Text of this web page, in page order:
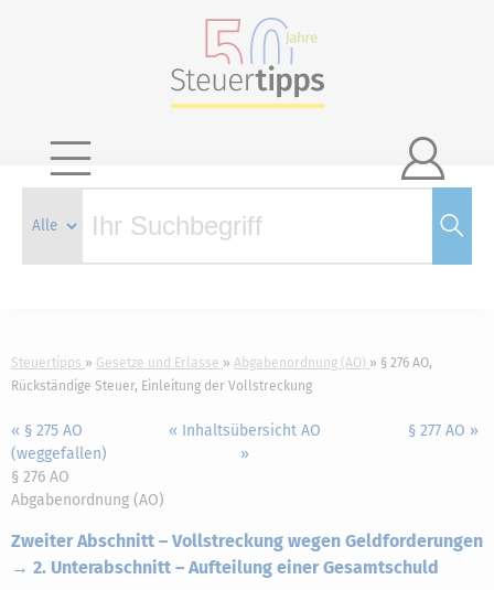

Steuertipps Gesetze und Erlasse Abgabenordnung (AO)
§ 276 AO,
Rückständige Steuer, Einleitung der Vollstreckung
« § 275 AO
(weggefallen)
« Inhaltsübersicht AO
»
§ 277 AO »
§ 276 AO
Abgabenordnung (AO)
Zweiter Abschnitt – Vollstreckung wegen Geldforderungen
→ 2. Unterabschnitt – Aufteilung einer Gesamtschuld